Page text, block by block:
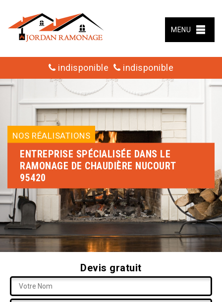
MENU
indisponible indisponible
NOS RÉALISATIONS
ENTREPRISE SPÉCIALISÉE DANS LE
RAMONAGE DE CHAUDIÈRE NUCOURT
95420
Devis gratuit